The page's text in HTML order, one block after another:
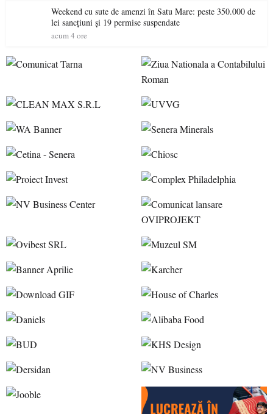
Weekend cu sute de amenzi în Satu Mare: peste 350.000 de
lei sancțiuni și 19 permise suspendate
acum 4 ore